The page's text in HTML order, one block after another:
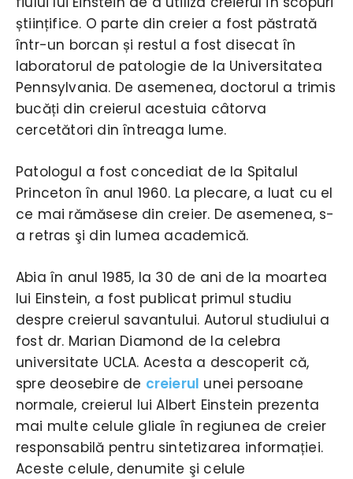
științifice. O parte din creier a fost păstrată
într-un borcan și restul a fost disecat în
laboratorul de patologie de la Universitatea
Pennsylvania. De asemenea, doctorul a trimis
bucăți din creierul acestuia câtorva
cercetători din întreaga lume.
Patologul a fost concediat de la Spitalul
Princeton în anul 1960. La plecare, a luat cu el
ce mai rămăsese din creier. De asemenea, s-
a retras şi din lumea academică.
Abia în anul 1985, la 30 de ani de la moartea
lui Einstein, a fost publicat primul studiu
despre creierul savantului. Autorul studiului a
fost dr. Marian Diamond de la celebra
universitate UCLA. Acesta a descoperit că,
spre deosebire de creierul unei persoane
normale, creierul lui Albert Einstein prezenta
mai multe celule gliale în regiunea de creier
responsabilă pentru sintetizarea informației.
Aceste celule, denumite şi celule